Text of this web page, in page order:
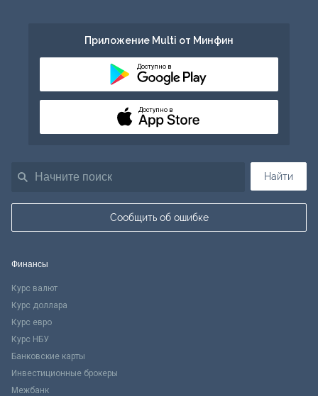
Найти
Сообщить об ошибке
Приложение Multi от Минфин
Доступно в
Доступно в
Финансы
Курс валют
Курс доллара
Курс евро
Курс НБУ
Банковские карты
Инвестиционные брокеры
Межбанк